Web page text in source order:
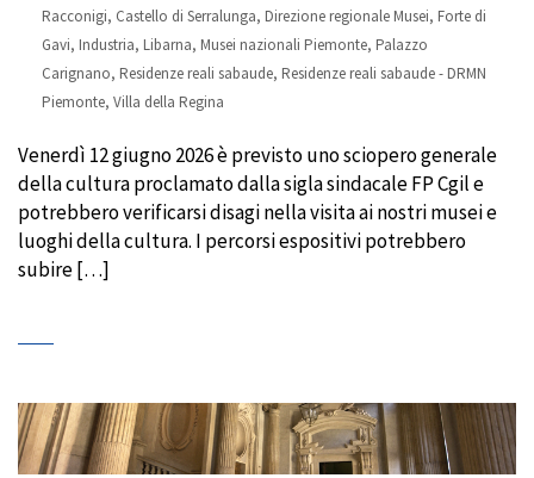
Racconigi, Castello di Serralunga, Direzione regionale Musei, Forte di
Gavi, Industria, Libarna, Musei nazionali Piemonte, Palazzo
Carignano, Residenze reali sabaude, Residenze reali sabaude - DRMN
Piemonte, Villa della Regina
Venerdì 12 giugno 2026 è previsto uno sciopero generale
della cultura proclamato dalla sigla sindacale FP Cgil e
potrebbero verificarsi disagi nella visita ai nostri musei e
luoghi della cultura. I percorsi espositivi potrebbero
subire […]